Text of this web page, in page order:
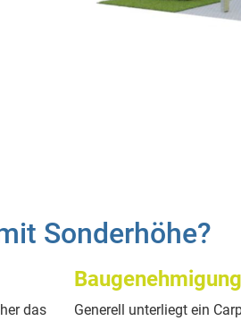
Sonderhöhe?
das
Generell unterliegt ein